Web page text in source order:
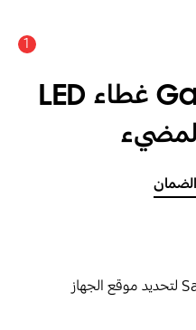
1
Galaxy Note20‏ غطاء LED
استخدم تطبيق Samsung Find لتحديد موقع الجهاز